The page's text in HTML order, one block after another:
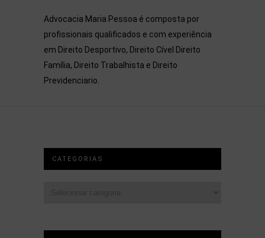
Advocacia Maria Pessoa é composta por
profissionais qualificados e com experiência
em Direito Desportivo, Direito Cível Direito
Família, Direito Trabalhista e Direito
Previdenciario.
CATEGORIAS